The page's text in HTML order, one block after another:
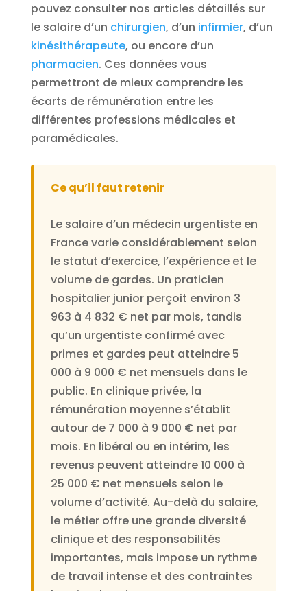
pouvez consulter nos articles détaillés sur
le salaire d’un chirurgien, d’un infirmier, d’un
kinésithérapeute, ou encore d’un
pharmacien. Ces données vous
permettront de mieux comprendre les
écarts de rémunération entre les
différentes professions médicales et
paramédicales.
Ce qu’il faut retenir
Le salaire d’un médecin urgentiste en
France varie considérablement selon
le statut d’exercice, l’expérience et le
volume de gardes. Un praticien
hospitalier junior perçoit environ 3
963 à 4 832 € net par mois, tandis
qu’un urgentiste confirmé avec
primes et gardes peut atteindre 5
000 à 9 000 € net mensuels dans le
public. En clinique privée, la
rémunération moyenne s’établit
autour de 7 000 à 9 000 € net par
mois. En libéral ou en intérim, les
revenus peuvent atteindre 10 000 à
25 000 € net mensuels selon le
volume d’activité. Au-delà du salaire,
le métier offre une grande diversité
clinique et des responsabilités
importantes, mais impose un rythme
de travail intense et des contraintes